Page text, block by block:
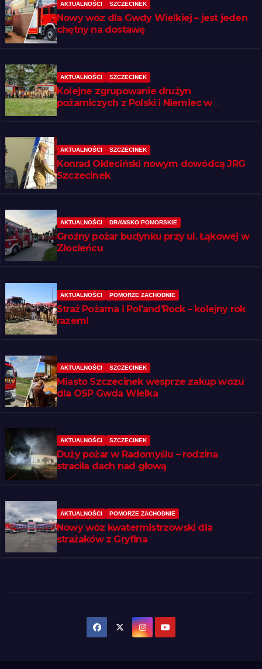
AKTUALNOŚCI SZCZECINEK
Nowy wóz dla Gwdy Wielkiej – jest jeden
chętny na dostawę
AKTUALNOŚCI SZCZECINEK
Kolejne zgrupowanie drużyn
pożarniczych z Polski i Niemiec w
AKTUALNOŚCI SZCZECINEK
Konrad Okleciński nowym dowódcą JRG
Szczecinek
AKTUALNOŚCI DRAWSKO POMORSKIE
Groźny pożar budynku przy ul. Łąkowej w
Złocieńcu
AKTUALNOŚCI POMORZE ZACHODNIE
Straż Pożarna i Pol’and’Rock – kolejny rok
razem!
AKTUALNOŚCI SZCZECINEK
Miasto Szczecinek wesprze zakup wozu
dla OSP Gwda Wielka
AKTUALNOŚCI SZCZECINEK
Duży pożar w Radomyślu – rodzina
straciła dach nad głową
AKTUALNOŚCI POMORZE ZACHODNIE
Nowy wóz kwatermistrzowski dla
strażaków z Gryfina